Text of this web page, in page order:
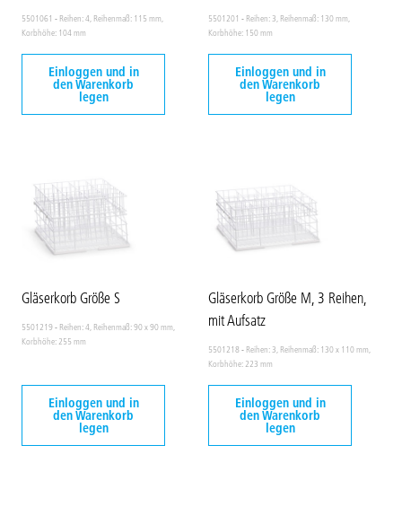
5501061 - Reihen: 4, Reihenmaß: 115 mm,
Korbhöhe: 104 mm
Einloggen und in
den Warenkorb
legen
5501201 - Reihen: 3, Reihenmaß: 130 mm,
Korbhöhe: 150 mm
Einloggen und in
den Warenkorb
legen
Gläserkorb Größe S
5501219 - Reihen: 4, Reihenmaß: 90 x 90 mm,
Korbhöhe: 255 mm
Einloggen und in
den Warenkorb
legen
Gläserkorb Größe M, 3 Reihen,
mit Aufsatz
5501218 - Reihen: 3, Reihenmaß: 130 x 110 mm,
Korbhöhe: 223 mm
Einloggen und in
den Warenkorb
legen